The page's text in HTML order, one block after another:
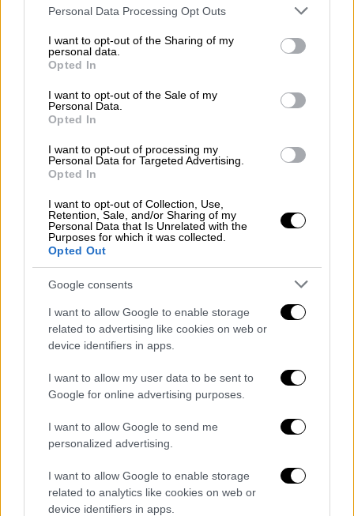
Please note that this website/app uses one or more Google
not limited to your visit or usage behaviour. You may click to
grant or deny consent to Google and its third-party tags to
use your data for below specified purposes in below Google
consent section.
Personal Data Processing Opt Outs
I want to opt-out of the Sharing of my
personal data.
Opted In
I want to opt-out of the Sale of my
Personal Data.
Opted In
I want to opt-out of processing my
Personal Data for Targeted Advertising.
Opted In
I want to opt-out of Collection, Use,
Retention, Sale, and/or Sharing of my
Personal Data that Is Unrelated with the
Purposes for which it was collected.
Opted Out
Google consents
I want to allow Google to enable storage
related to advertising like cookies on web or
device identifiers in apps.
I want to allow my user data to be sent to
Google for online advertising purposes.
I want to allow Google to send me
personalized advertising.
I want to allow Google to enable storage
related to analytics like cookies on web or
device identifiers in apps.
video
Αντίπαλός της στον τελικό του «Groupama
Arena» της Βουδαπέστης (Σάββατο 18/5,
19:00) θα είναι η κάτοχος του τίτλου,
Γι – 17’ Λε Σομέρ) από την Τσέλσι στο
Λονδίνο, έχοντας νικήσει με 2-1 στον πρώτο
ημιτελικό.
video
Στα χαρτιά, η Λιόν είναι το μεγάλο φαβορί,
αφού αυτός είναι ο τέταρτος διαδοχικός